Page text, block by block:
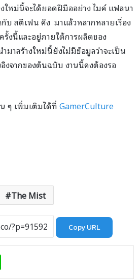
ใหม่นี้จะได้ยอดฝีมืออย่าง ไมค์ แฟลนา
บ สตีเฟน คิง มาแล้วหลากหลายเรื่อง
งนี้และอยู่ภายใต้การผลิตของ
มาสร้างใหม่นี้ยังไม่มีข้อมูลว่าจะเป็น
งจากของต้นฉบับ งานนี้คงต้องรอ
ๆ เพิ่มเติมได้ที่GamerCulture
The Mist
Copy URL